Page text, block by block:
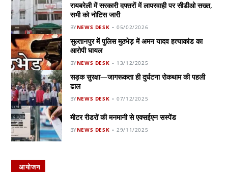
रायबरेली में सरकारी दफ्तरों में लापरवाही पर सीडीओ सख्त,
सभी को नोटिस जारी
BYNEWS DESK 05/02/2026
सुल्तानपुर में पुलिस मुठभेड़ में अमन यादव हत्याकांड का
आरोपी घायल
BYNEWS DESK 13/12/2025
सड़क सुरक्षा—जागरूकता ही दुर्घटना रोकथाम की पहली
ढाल
BYNEWS DESK 07/12/2025
मीटर रीडरों की मनमानी से एक्सईएन सस्पेंड
BYNEWS DESK 29/11/2025
आयोजन